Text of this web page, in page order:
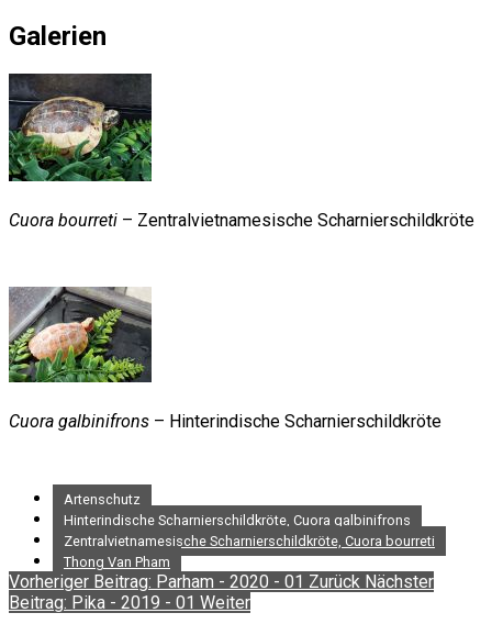
Galerien
Cuora bourreti – Zentralvietnamesische Scharnierschildkröte
Cuora galbinifrons – Hinterindische Scharnierschildkröte
Artenschutz
Hinterindische Scharnierschildkröte, Cuora galbinifrons
Zentralvietnamesische Scharnierschildkröte, Cuora bourreti
Thong Van Pham
Vorheriger Beitrag: Parham - 2020 - 01 Zurück Nächster
Beitrag: Pika - 2019 - 01 Weiter